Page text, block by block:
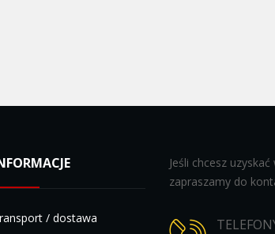
/ dostawa
Jeśli chcesz
zapraszamy do